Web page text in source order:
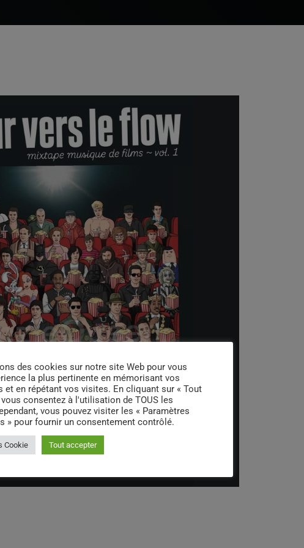
des cookies sur notre site Web pour vous
la plus pertinente en mémorisant vos
et en répétant vos visites. En cliquant sur « Tout
consentez à l'utilisation de TOUS les
vous pouvez visiter les « Paramètres
» pour fournir un consentement contrôlé.
Cookie Tout accepter